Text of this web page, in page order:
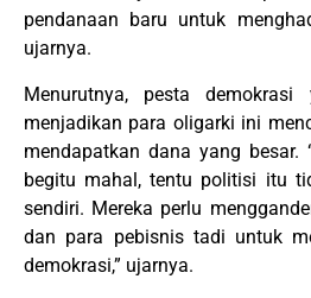
pendanaan baru untuk
ujarnya.
Menurutnya, pesta
menjadikan para oligarki ini
mendapatkan dana yang besar.
begitu mahal, tentu politisi itu
sendiri. Mereka perlu
dan para pebisnis tadi untuk
demokrasi,” ujarnya.